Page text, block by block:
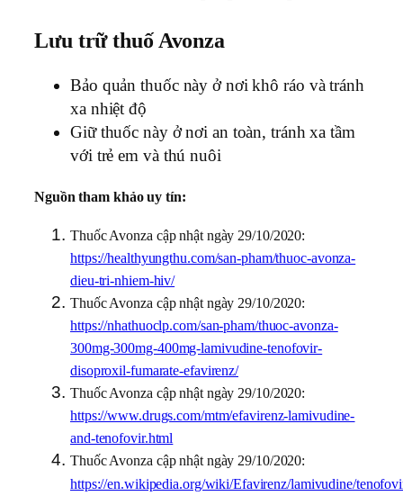
Lưu trữ thuố Avonza
Bảo quản thuốc này ở nơi khô ráo và tránh
xa nhiệt độ
Giữ thuốc này ở nơi an toàn, tránh xa tầm
với trẻ em và thú nuôi
Nguồn tham khảo uy tín:
Thuốc Avonza cập nhật ngày 29/10/2020:
https://healthyungthu.com/san-pham/thuoc-avonza-
dieu-tri-nhiem-hiv/
Thuốc Avonza cập nhật ngày 29/10/2020:
https://nhathuoclp.com/san-pham/thuoc-avonza-
300mg-300mg-400mg-lamivudine-tenofovir-
disoproxil-fumarate-efavirenz/
Thuốc Avonza cập nhật ngày 29/10/2020:
https://www.drugs.com/mtm/efavirenz-lamivudine-
and-tenofovir.html
Thuốc Avonza cập nhật ngày 29/10/2020:
https://en.wikipedia.org/wiki/Efavirenz/lamivudine/